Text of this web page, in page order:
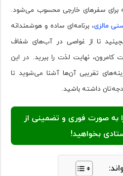
برای سفرهای خارجی محسوب می‌شود.
مالزی، برنامه‌ای ساده و هوشمندانه
تا از غواصی در آب‌های شفاف
کامرون، نهایت لذت را ببرید. در این
تقریبی آن‌ها آشنا می‌شوید تا
داشته باشید.
به صورت فوری و تضمینی از
بخواهید!